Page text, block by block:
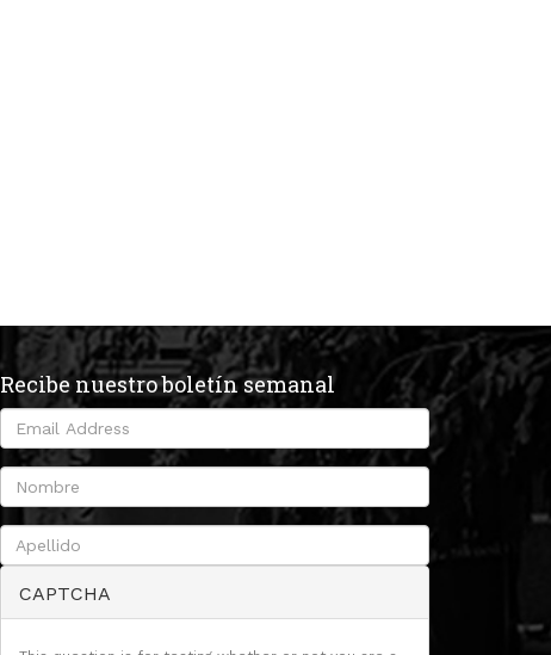
Recibe nuestro boletín semanal
CAPTCHA